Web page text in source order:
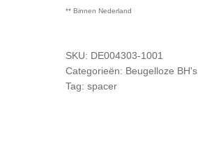
95D
** Binnen Nederland
SKU: DE004303-1001
Categorieën: Beugelloze BH's,
Tag: spacer